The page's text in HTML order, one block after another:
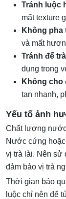
Tránh luộc
mất texture
Không
và mất
Tránh để
dụng trong
Không cho
tan nhanh,
Yếu tố ảnh
Chất lượng nước
Nước cứng
vị trà lài. Nên sử
đảm bảo vị trà
Thời gian bảo
luộc chỉ nên để